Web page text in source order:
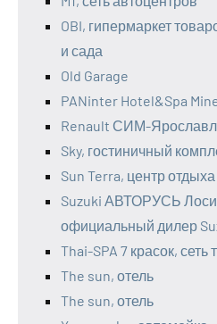
OBI, гипермаркет
и сада
Old Garage
PANinter Hotel&Spa
Renault СИМ-
Sky, гостиничный
Sun Terra, центр отдыха
Suzuki АВТОРУСЬ
официальный дилер
Thai-SPA 7 красок, сеть
The sun, отель
The sun, отель